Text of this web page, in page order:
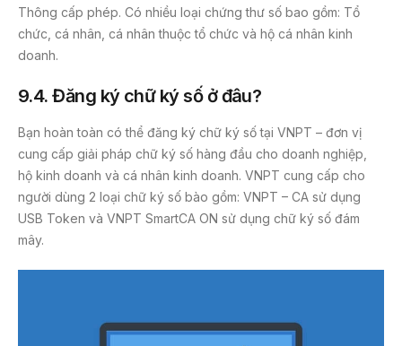
Thông cấp phép. Có nhiều loại chứng thư số bao gồm: Tổ
chức, cá nhân, cá nhân thuộc tổ chức và hộ cá nhân kinh
doanh.
9.4. Đăng ký chữ ký số ở đâu?
Bạn hoàn toàn có thể đăng ký chữ ký số tại VNPT – đơn vị
cung cấp giải pháp chữ ký số hàng đầu cho doanh nghiệp,
hộ kinh doanh và cá nhân kinh doanh. VNPT cung cấp cho
người dùng 2 loại chữ ký số bào gồm: VNPT – CA sử dụng
USB Token và VNPT SmartCA ON sử dụng chữ ký số đám
mây.